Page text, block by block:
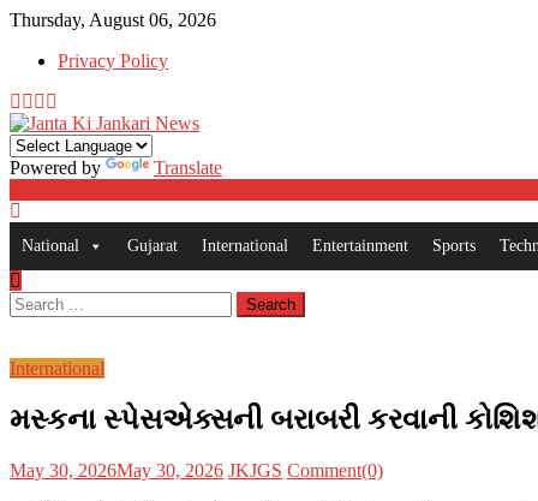
Skip
content
Thursday, August 06, 2026
Privacy Policy
Powered by Translate
National Gujarat International Entertainment Sports
Search
for:
International
મસ્કના સ્પેસએક્સની બરાબરી કરવાની
Posted
May 30, 2026May 30, 2026 Author
JKJGS Comment(0)